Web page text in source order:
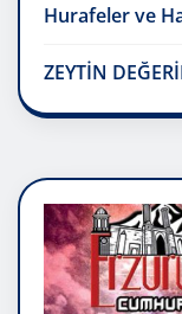
Hurafeler ve
ZEYTİN